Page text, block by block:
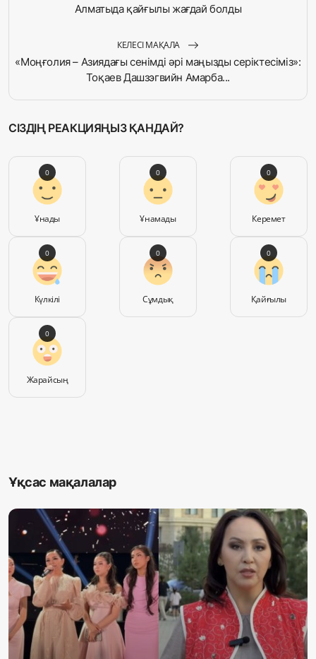
Алматыда қайғылы жағдай болды
КЕЛЕСІ МАҚАЛА
«Моңғолия – Азиядағы сенімді әрі маңызды серіктесіміз»:
Тоқаев Дашзэгвийн Амарба...
СІЗДІҢ РЕАКЦИЯҢЫЗ ҚАНДАЙ?
Ұнады
0
Ұнамады
0
Керемет
0
Күлкілі
0
Сұмдық
0
Қайғылы
0
Жарайсың
0
Ұқсас мақалалар